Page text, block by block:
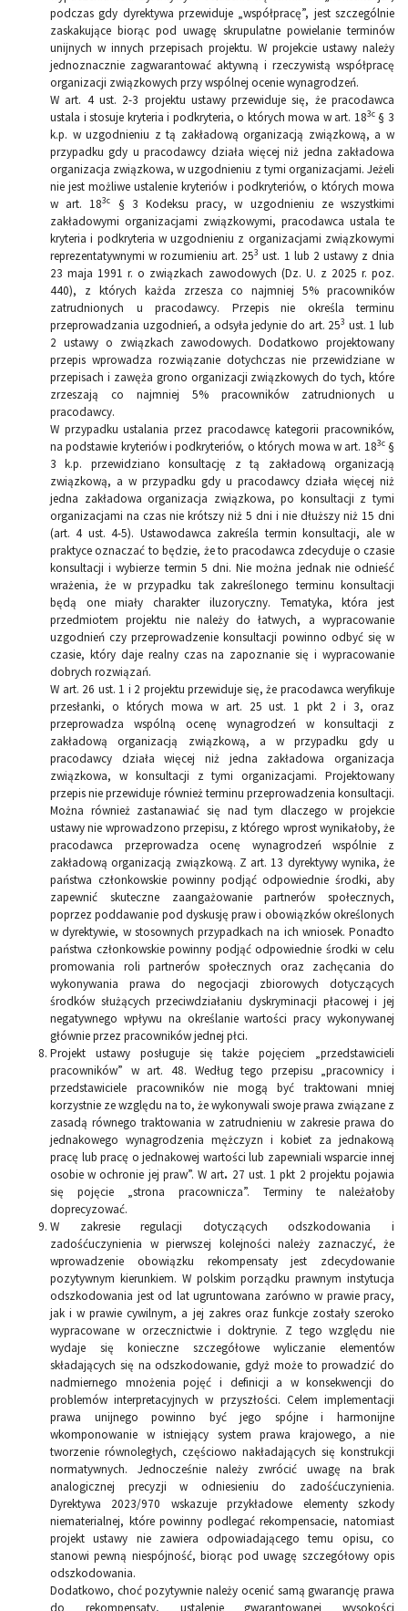
podczas gdy dyrektywa przewiduje „współpracę”, jest szczególnie
zaskakujące biorąc pod uwagę skrupulatne powielanie terminów
unijnych w innych przepisach projektu. W projekcie ustawy należy
jednoznacznie zagwarantować aktywną i rzeczywistą współpracę
organizacji związkowych przy wspólnej ocenie wynagrodzeń.
W art. 4 ust. 2-3 projektu ustawy przewiduje się, że pracodawca
ustala i stosuje kryteria i podkryteria, o których mowa w art. 183c§ 3
k.p. w uzgodnieniu z tą zakładową organizacją związkową, a w
przypadku gdy u pracodawcy działa więcej niż jedna zakładowa
organizacja związkowa, w uzgodnieniu z tymi organizacjami. Jeżeli
nie jest możliwe ustalenie kryteriów i podkryteriów, o których mowa
w art. 183c
§ 3 Kodeksu pracy, w uzgodnieniu ze wszystkimi
zakładowymi organizacjami związkowymi, pracodawca ustala te
kryteria i podkryteria w uzgodnieniu z organizacjami związkowymi
reprezentatywnymi w rozumieniu art. 253 ust. 1 lub 2 ustawy z dnia
23 maja 1991 r. o związkach zawodowych (Dz. U. z 2025 r. poz.
440), z których każda zrzesza co najmniej 5% pracowników
zatrudnionych u pracodawcy. Przepis nie określa terminu
przeprowadzania uzgodnień, a odsyła jedynie do art. 253 ust. 1 lub
2 ustawy o związkach zawodowych. Dodatkowo projektowany
przepis wprowadza rozwiązanie dotychczas nie przewidziane w
przepisach i zawęża grono organizacji związkowych do tych, które
zrzeszają co najmniej 5% pracowników zatrudnionych u
pracodawcy.
W przypadku ustalania przez pracodawcę kategorii pracowników,
na podstawie kryteriów i podkryteriów, o których mowa w art. 183c§
3 k.p. przewidziano konsultację z tą zakładową organizacją
związkową, a w przypadku gdy u pracodawcy działa więcej niż
jedna zakładowa organizacja związkowa, po konsultacji z tymi
organizacjami na czas nie krótszy niż 5 dni i nie dłuższy niż 15 dni
(art. 4 ust. 4-5). Ustawodawca zakreśla termin konsultacji, ale w
praktyce oznaczać to będzie, że to pracodawca zdecyduje o czasie
konsultacji i wybierze termin 5 dni. Nie można jednak nie odnieść
wrażenia, że w przypadku tak zakreślonego terminu konsultacji
będą one miały charakter iluzoryczny. Tematyka, która jest
przedmiotem projektu nie należy do łatwych, a wypracowanie
uzgodnień czy przeprowadzenie konsultacji powinno odbyć się w
czasie, który daje realny czas na zapoznanie się i wypracowanie
dobrych rozwiązań.
W art. 26 ust. 1 i 2 projektu przewiduje się, że pracodawca weryfikuje
przesłanki, o których mowa w art. 25 ust. 1 pkt 2 i 3, oraz
przeprowadza wspólną ocenę wynagrodzeń w konsultacji z
zakładową organizacją związkową, a w przypadku gdy u
pracodawcy działa więcej niż jedna zakładowa organizacja
związkowa, w konsultacji z tymi organizacjami. Projektowany
przepis nie przewiduje również terminu przeprowadzenia konsultacji.
Można również zastanawiać się nad tym dlaczego w projekcie
ustawy nie wprowadzono przepisu, z którego wprost wynikałoby, że
pracodawca przeprowadza ocenę wynagrodzeń wspólnie z
zakładową organizacją związkową. Z art. 13 dyrektywy wynika, że
państwa członkowskie powinny podjąć odpowiednie środki, aby
zapewnić skuteczne zaangażowanie partnerów społecznych,
poprzez poddawanie pod dyskusję praw i obowiązków określonych
w dyrektywie, w stosownych przypadkach na ich wniosek. Ponadto
państwa członkowskie powinny podjąć odpowiednie środki w celu
promowania roli partnerów społecznych oraz zachęcania do
wykonywania prawa do negocjacji zbiorowych dotyczących
środków służących przeciwdziałaniu dyskryminacji płacowej i jej
negatywnego wpływu na określanie wartości pracy wykonywanej
głównie przez pracowników jednej płci.
Projekt ustawy posługuje się także pojęciem „przedstawicieli
pracowników” w art. 48. Według tego przepisu „pracownicy i
przedstawiciele pracowników nie mogą być traktowani mniej
korzystnie ze względu na to, że wykonywali swoje prawa związane z
zasadą równego traktowania w zatrudnieniu w zakresie prawa do
jednakowego wynagrodzenia mężczyzn i kobiet za jednakową
pracę lub pracę o jednakowej wartości lub zapewniali wsparcie innej
osobie w ochronie jej praw”. W art. 27 ust. 1 pkt 2 projektu pojawia
się pojęcie „strona pracownicza”. Terminy te należałoby
doprecyzować.
W zakresie regulacji dotyczących odszkodowania i
zadośćuczynienia w pierwszej kolejności należy zaznaczyć, że
wprowadzenie obowiązku rekompensaty jest zdecydowanie
pozytywnym kierunkiem. W polskim porządku prawnym instytucja
odszkodowania jest od lat ugruntowana zarówno w prawie pracy,
jak i w prawie cywilnym, a jej zakres oraz funkcje zostały szeroko
wypracowane w orzecznictwie i doktrynie. Z tego względu nie
wydaje się konieczne szczegółowe wyliczanie elementów
składających się na odszkodowanie, gdyż może to prowadzić do
nadmiernego mnożenia pojęć i definicji a w konsekwencji do
problemów interpretacyjnych w przyszłości. Celem implementacji
prawa unijnego powinno być jego spójne i harmonijne
wkomponowanie w istniejący system prawa krajowego, a nie
tworzenie równoległych, częściowo nakładających się konstrukcji
normatywnych. Jednocześnie należy zwrócić uwagę na brak
analogicznej precyzji w odniesieniu do zadośćuczynienia.
Dyrektywa 2023/970 wskazuje przykładowe elementy szkody
niematerialnej, które powinny podlegać rekompensacie, natomiast
projekt ustawy nie zawiera odpowiadającego temu opisu, co
stanowi pewną niespójność, biorąc pod uwagę szczegółowy opis
odszkodowania.
Dodatkowo, choć pozytywnie należy ocenić samą gwarancję prawa
do rekompensaty, ustalenie gwarantowanej wysokości